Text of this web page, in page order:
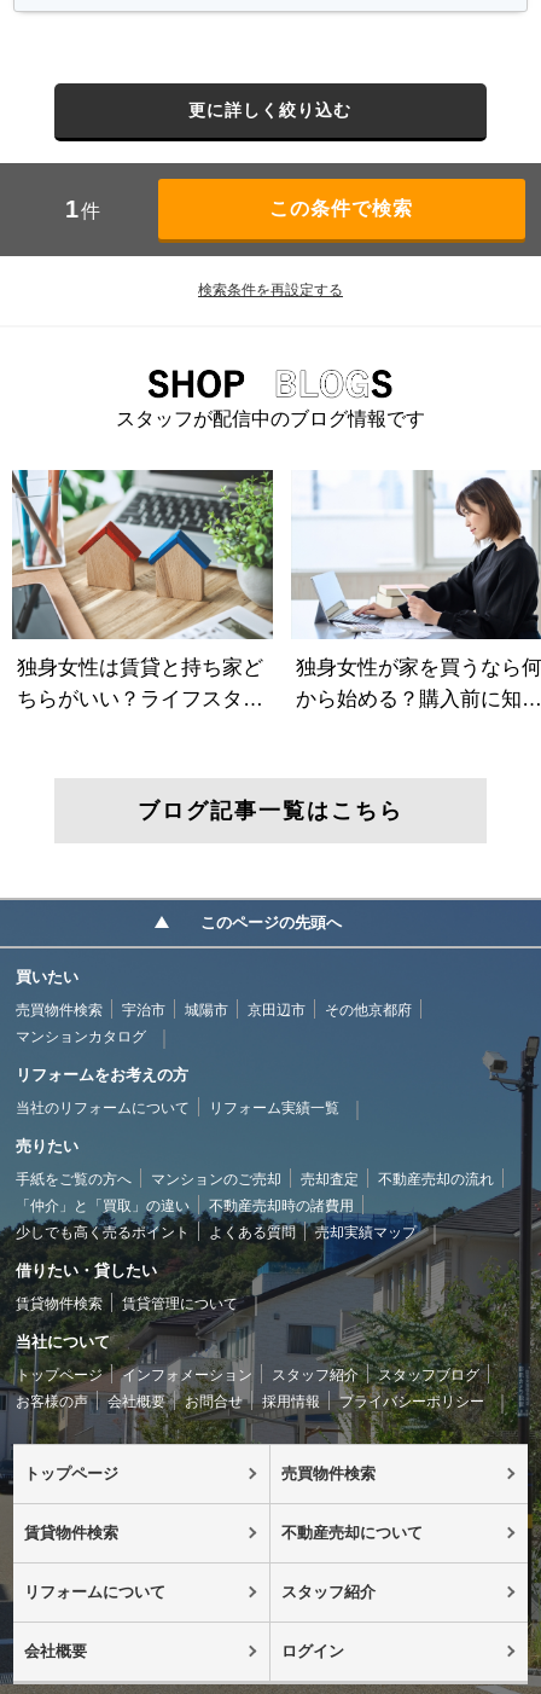
更に詳しく絞り込む
1件
検索条件を再設定する
スタッフが配信中のブログ情報です
ブログ記事一覧はこちら
このページの先頭へ
買いたい
売買物件検索 宇治市 城陽市 京田辺市
その他京都府
マンションカタログ
リフォームをお考えの方
当社のリフォームについて リフォーム実績一覧
売りたい
手紙をご覧の方へ マンションのご売却 売却査定
不動産売却の流れ
「仲介」と「買取」の違い
不動産売却時の諸費用
少しでも高く売るポイント
よくある質問 売却実績マップ
借りたい・貸したい
賃貸物件検索 賃貸管理について
当社について
トップページ インフォメーション スタッフ紹介
スタッフブログ
お客様の声
会社概要 お問合せ 採用情報 プライバシーポリシー
トップページ 売買物件検索
賃貸物件検索 不動産売却について
リフォームについて スタッフ紹介
会社概要 ログイン